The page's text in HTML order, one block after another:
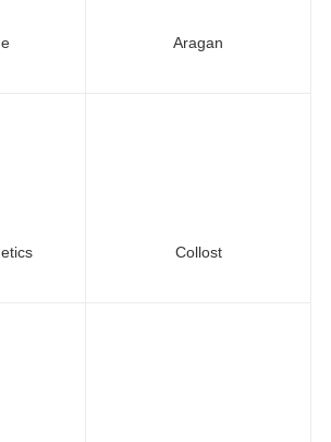
Aragan
Collost